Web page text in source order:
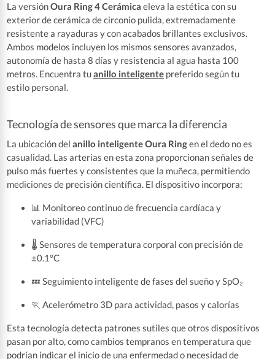
La versiónOura Ring 4 Cerámica eleva la estética con su
exterior de cerámica de circonio pulida, extremadamente
resistente a rayaduras y con acabados brillantes exclusivos.
Ambos modelos incluyen los mismos sensores avanzados,
autonomía de hasta 8 días y resistencia al agua hasta 100
metros. Encuentra tuanillo inteligente preferido según tu
estilo personal.
Tecnología de sensores que marca la diferencia
La ubicación del anillo inteligente Oura Ringen el dedo no es
casualidad. Las arterias en esta zona proporcionan señales de
pulso más fuertes y consistentes que la muñeca, permitiendo
mediciones de precisión científica. El dispositivo incorpora:
📊 Monitoreo continuo de frecuencia cardíaca y
variabilidad (VFC)
🌡️ Sensores de temperatura corporal con precisión de
±0.1°C
💤 Seguimiento inteligente de fases del sueño y SpO₂
🏃 Acelerómetro 3D para actividad, pasos y calorías
Esta tecnología detecta patrones sutiles que otros dispositivos
pasan por alto, como cambios tempranos en temperatura que
podrían indicar el inicio de una enfermedad o necesidad de